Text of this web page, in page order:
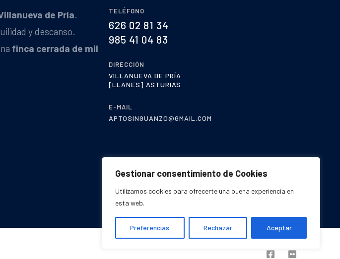
Gestionar consentimiento de Cookies
Utilizamos cookies para ofrecerte una buena experiencia en
esta web.
Preferencias Rechazar Aceptar
de Pría.
y descanso.
finca cerrada de mil
TELÉFONO
626 02 81 34
985 41 04 83
DIRECCIÓN
VILLANUEVA DE PRÍA
[LLANES] ASTURIAS
E-MAIL
APTOSINGUANZO@GMAIL.COM